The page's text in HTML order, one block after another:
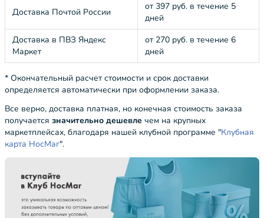
Доставка Почтой России
от 397 руб. в течение 5
дней
Доставка в ПВЗ Яндекс
Маркет
от 270 руб. в течение 6
дней
* Окончательный расчет стоимости и срок доставки
определяется автоматически при оформлении заказа.
Все верно, доставка платная, но конечная стоимость заказа
получается значительно дешевле чем на крупных
маркетплейсах, благодаря нашей клубной программе "Клубная
карта НосМаг".